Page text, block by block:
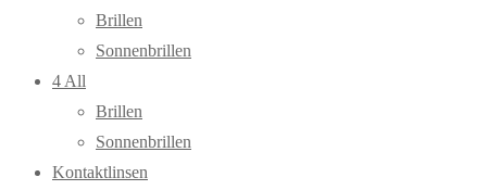
Brillen
Sonnenbrillen
4 All
Brillen
Sonnenbrillen
Kontaktlinsen